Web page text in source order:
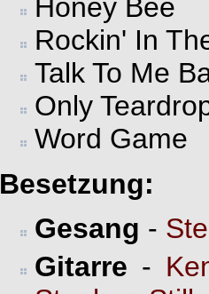
Honey Bee
Rockin' In
Talk To Me
Only
Word Game
Besetzung:
Gesang -
Gitarre -